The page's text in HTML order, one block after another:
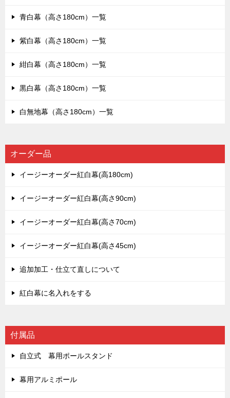
青白幕（高さ180cm）一覧
紫白幕（高さ180cm）一覧
紺白幕（高さ180cm）一覧
黒白幕（高さ180cm）一覧
白無地幕（高さ180cm）一覧
オーダー品
イージーオーダー紅白幕(高180cm)
イージーオーダー紅白幕(高さ90cm)
イージーオーダー紅白幕(高さ70cm)
イージーオーダー紅白幕(高さ45cm)
追加加工・仕立て直しについて
紅白幕に名入れをする
付属品
自立式 幕用ポールスタンド
幕用アルミポール